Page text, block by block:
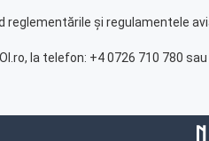
și regulamentele
la telefon: +4 0726 710 780